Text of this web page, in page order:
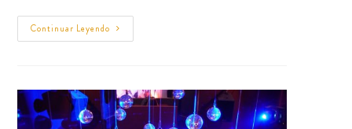
Continuar Leyendo